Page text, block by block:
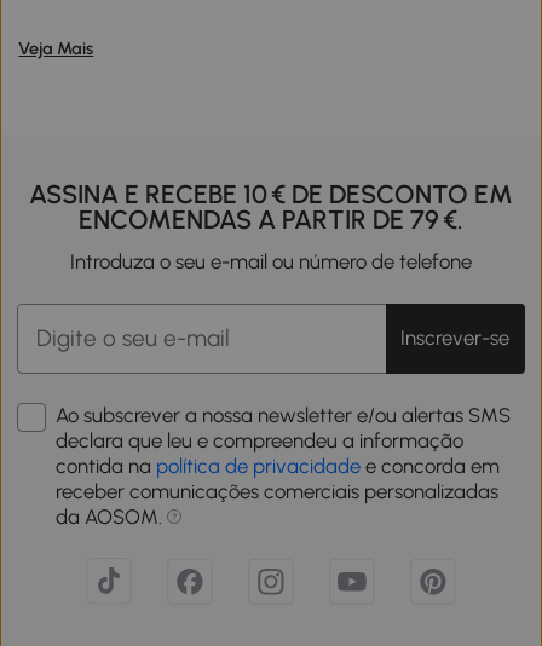
Veja Mais
ASSINA E RECEBE 10 € DE DESCONTO EM
ENCOMENDAS A PARTIR DE 79 €.
Introduza o seu e-mail ou número de telefone
Inscrever-se
Ao subscrever a nossa newsletter e/ou alertas SMS
declara que leu e compreendeu a informação
contida na política de privacidade e concorda em
receber comunicações comerciais personalizadas
da AOSOM.